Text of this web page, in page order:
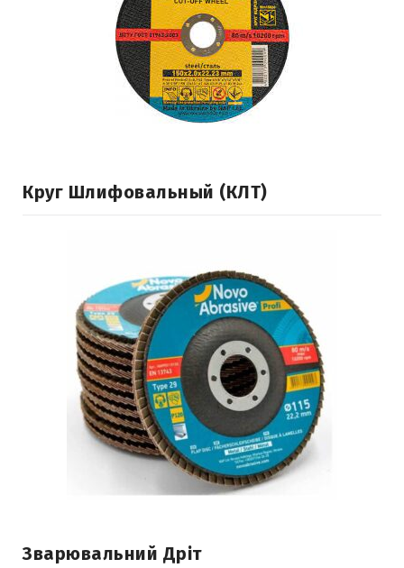
Круг Шлифовальный (КЛТ)
Зварювальний Дріт